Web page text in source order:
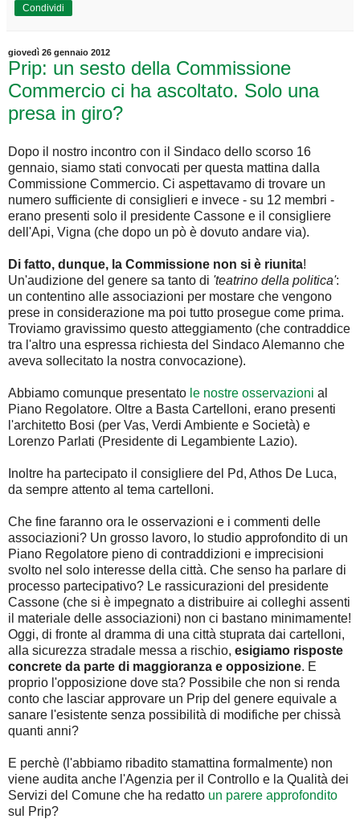
Condividi
giovedì 26 gennaio 2012
Prip: un sesto della Commissione
Commercio ci ha ascoltato. Solo una
presa in giro?
Dopo il nostro incontro con il Sindaco dello scorso 16
gennaio, siamo stati convocati per questa mattina dalla
Commissione Commercio. Ci aspettavamo di trovare un
numero sufficiente di consiglieri e invece - su 12 membri -
erano presenti solo il presidente Cassone e il consigliere
dell'Api, Vigna (che dopo un pò è dovuto andare via).
Di fatto, dunque, la Commissione non si è riunita!
Un'audizione del genere sa tanto di 'teatrino della politica':
un contentino alle associazioni per mostare che vengono
prese in considerazione ma poi tutto prosegue come prima.
Troviamo gravissimo questo atteggiamento (che contraddice
tra l'altro una espressa richiesta del Sindaco Alemanno che
aveva sollecitato la nostra convocazione).
Abbiamo comunque presentato le nostre osservazioni al
Piano Regolatore. Oltre a Basta Cartelloni, erano presenti
l'architetto Bosi (per Vas, Verdi Ambiente e Società) e
Lorenzo Parlati (Presidente di Legambiente Lazio).
Inoltre ha partecipato il consigliere del Pd, Athos De Luca,
da sempre attento al tema cartelloni.
Che fine faranno ora le osservazioni e i commenti delle
associazioni? Un grosso lavoro, lo studio approfondito di un
Piano Regolatore pieno di contraddizioni e imprecisioni
svolto nel solo interesse della città. Che senso ha parlare di
processo partecipativo? Le rassicurazioni del presidente
Cassone (che si è impegnato a distribuire ai colleghi assenti
il materiale delle associazioni) non ci bastano minimamente!
Oggi, di fronte al dramma di una città stuprata dai cartelloni,
alla sicurezza stradale messa a rischio, esigiamo risposte
concrete da parte di maggioranza e opposizione. E
proprio l'opposizione dove sta? Possibile che non si renda
conto che lasciar approvare un Prip del genere equivale a
sanare l'esistente senza possibilità di modifiche per chissà
quanti anni?
E perchè (l'abbiamo ribadito stamattina formalmente) non
viene audita anche l'Agenzia per il Controllo e la Qualità dei
Servizi del Comune che ha redatto un parere approfondito
sul Prip?